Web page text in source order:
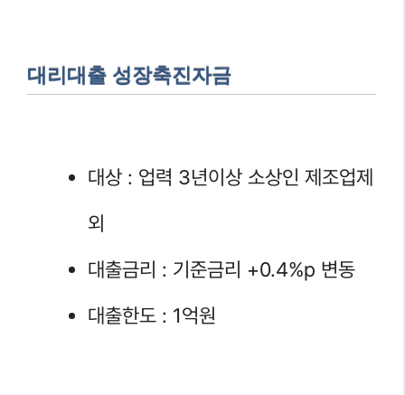
대리대출 성장축진자금
대상 : 업력 3년이상 소상인 제조업제
외
대출금리 : 기준금리 +0.4%p 변동
대출한도 : 1억원